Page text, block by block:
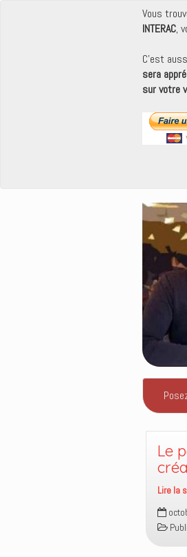
Vous
INTERAC,
C'est
sera
sur votre
Le
Lire la
Le
péché
a